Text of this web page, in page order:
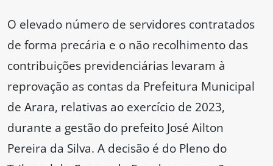
O elevado número de servidores contratados
de forma precária e o não recolhimento das
contribuições previdenciárias levaram à
reprovação as contas da Prefeitura Municipal
de Arara, relativas ao exercício de 2023,
durante a gestão do prefeito José Ailton
Pereira da Silva. A decisão é do Pleno do